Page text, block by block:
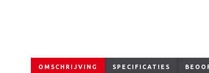
OMSCHRIJVING SPECIFICATIES